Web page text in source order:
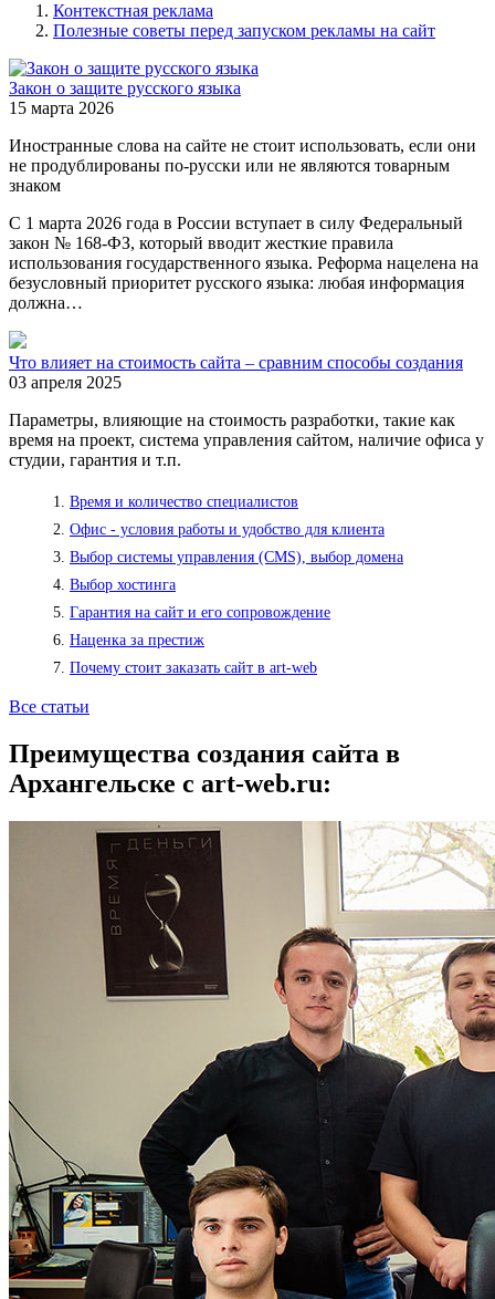
Контекстная реклама
Полезные советы перед запуском рекламы на сайт
Закон о защите русского языка
15 марта 2026
Иностранные слова на сайте не стоит использовать, если они
не продублированы по-русски или не являются товарным
знаком
С 1 марта 2026 года в России вступает в силу Федеральный
закон № 168-ФЗ, который вводит жесткие правила
использования государственного языка. Реформа нацелена на
безусловный приоритет русского языка: любая информация
должна…
Что влияет на стоимость сайта – сравним способы создания
03 апреля 2025
Параметры, влияющие на стоимость разработки, такие как
время на проект, система управления сайтом, наличие офиса у
студии, гарантия и т.п.
Время и количество специалистов
Офис - условия работы и удобство для клиента
Выбор системы управления (CMS), выбор домена
Выбор хостинга
Гарантия на сайт и его сопровождение
Наценка за престиж
Почему стоит заказать сайт в art-web
Все статьи
Преимущества создания сайта в
Архангельске с art-web.ru: